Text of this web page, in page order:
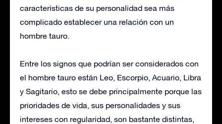
características de su personalidad sea más
complicado establecer una relación con un
hombre tauro.
Entre los signos que podrían ser considerados con
el hombre tauro están Leo, Escorpio, Acuario, Libra
y Sagitario, esto se debe principalmente porque las
prioridades de vida, sus personalidades y sus
intereses con regularidad, son bastante distintas,